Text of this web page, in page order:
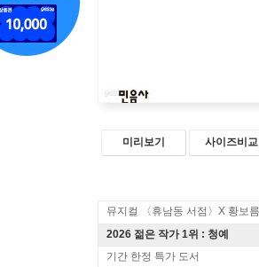
미리보기 사이즈비교
2026 젊은 작가 1위 : 청예
기간 한정 특가 도서